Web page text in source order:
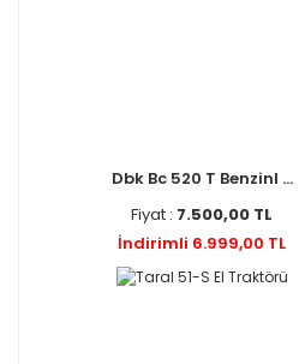
Dbk Bc 520 T Benzinl ...
Fiyat : 7.500,00 TL
İndirimli 6.999,00 TL